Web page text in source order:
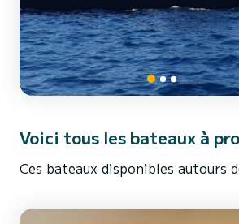
Voici tous les bateaux à
Ces bateaux disponibles autours